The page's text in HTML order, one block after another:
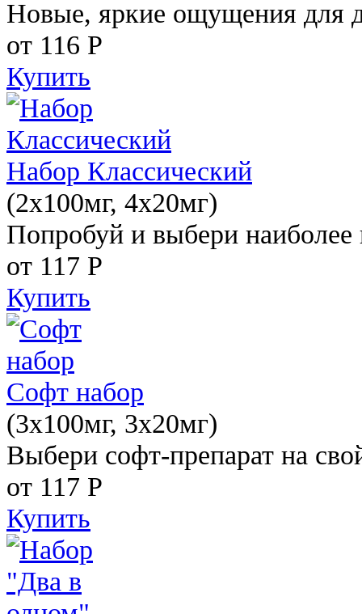
Новые, яркие ощущения для
от 116 Р
Купить
Набор Классический
(2x100мг, 4x20мг)
Попробуй и выбери наиболее
от 117 Р
Купить
Софт набор
(3x100мг, 3x20мг)
Выбери софт-препарат на
от 117 Р
Купить